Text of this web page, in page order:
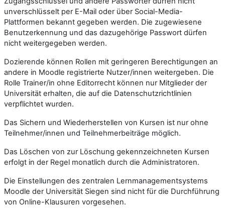
unverschlüsselt per E-Mail oder über Social-Media-
Plattformen bekannt gegeben werden. Die zugewiesene
Benutzerkennung und das dazugehörige Passwort dürfen
nicht weitergegeben werden.
Dozierende können Rollen mit geringeren Berechtigungen an
andere in Moodle registrierte Nutzer/innen weitergeben. Die
Rolle Trainer/in ohne Editorrecht können nur Mitglieder der
Universität erhalten, die auf die Datenschutzrichtlinien
verpflichtet wurden.
Das Sichern und Wiederherstellen von Kursen ist nur ohne
Teilnehmer/innen und Teilnehmerbeiträge möglich.
Das Löschen von zur Löschung gekennzeichneten Kursen
erfolgt in der Regel monatlich durch die Administratoren.
Die Einstellungen des zentralen Lernmanagementsystems
Moodle der Universität Siegen sind nicht für die Durchführung
von Online-Klausuren vorgesehen.